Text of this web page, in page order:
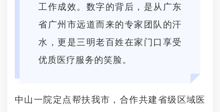
工作成效。数字的背后，是从广东
省广州市远道而来的专家团队的汗
水，更是三明老百姓在家门口享受
优质医疗服务的笑脸。
中山一院定点帮扶我市，合作共建省级区域医